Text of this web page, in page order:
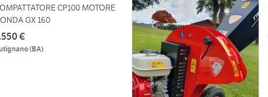
CP100 MOTORE
GX 160
€
(BA)